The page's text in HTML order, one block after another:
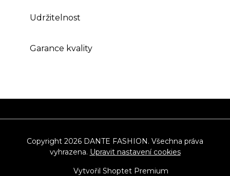
Udržitelnost
Garance kvality
á
Vytvořil Shoptet Premium
Copyright 2026 DANTE FASHION. Všechna práva
vyhrazena. Upravit nastavení cookies